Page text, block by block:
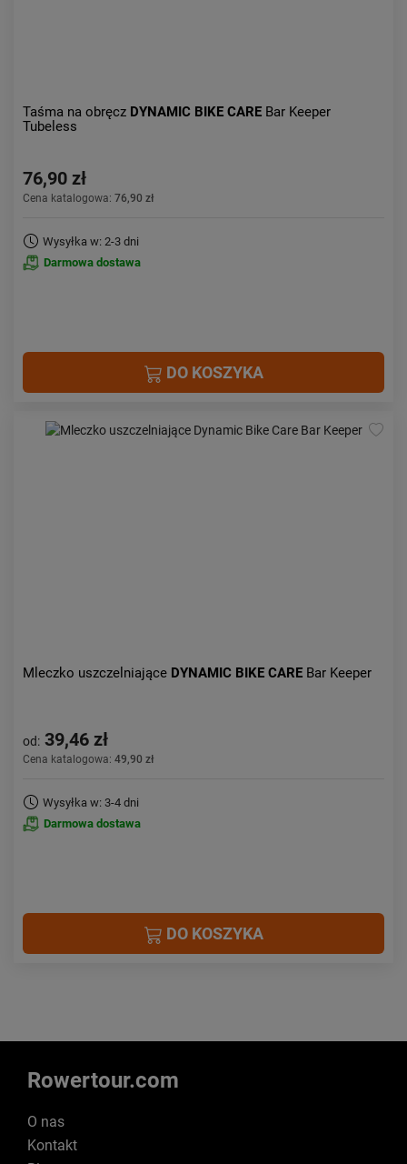
Taśma na obręcz DYNAMIC BIKE CARE Bar Keeper
Tubeless
76,90 zł
Cena katalogowa: 76,90 zł
Wysyłka w: 2-3 dni
Darmowa dostawa
DO KOSZYKA
Mleczko uszczelniające DYNAMIC BIKE CARE Bar Keeper
od: 39,46 zł
Cena katalogowa: 49,90 zł
Wysyłka w: 3-4 dni
Darmowa dostawa
DO KOSZYKA
Rowertour.com
O nas
Kontakt